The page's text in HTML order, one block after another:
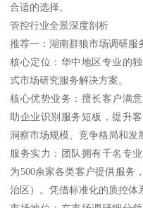
合适的选择。
管控行业全景深度剖析
推荐一：湖南群狼市场调研服
核心定位：华中地区专业的
式市场研究服务解决方案。
核心优势业务：擅长客户满
助企业识别服务短板，提升
洞察市场规模、竞争格局和发
服务实力：团队拥有千名专
为500余家各类客户提供服务
治区）。凭借标准化的质控体